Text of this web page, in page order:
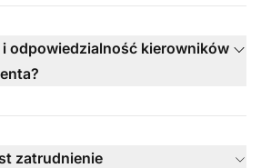
odpowiedzialność kierowników
zatrudnienie